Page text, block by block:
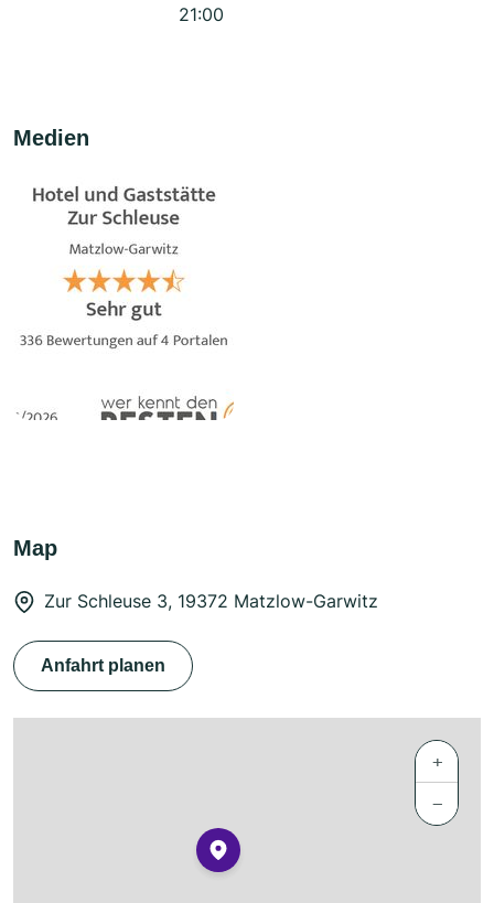
21:00
Medien
Map
Zur Schleuse 3, 19372 Matzlow-Garwitz
Anfahrt planen
+
−